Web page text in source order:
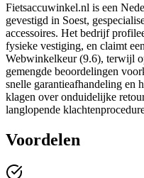
Fietsaccuwinkel.nl is een
gevestigd in Soest,
accessoires. Het bedrijf
fysieke vestiging, en claimt
Webwinkelkeur (9.6), terwijl
gemengde beoordelingen
snelle garantieafhandeling en
klagen over onduidelijke
langlopende
Voordelen